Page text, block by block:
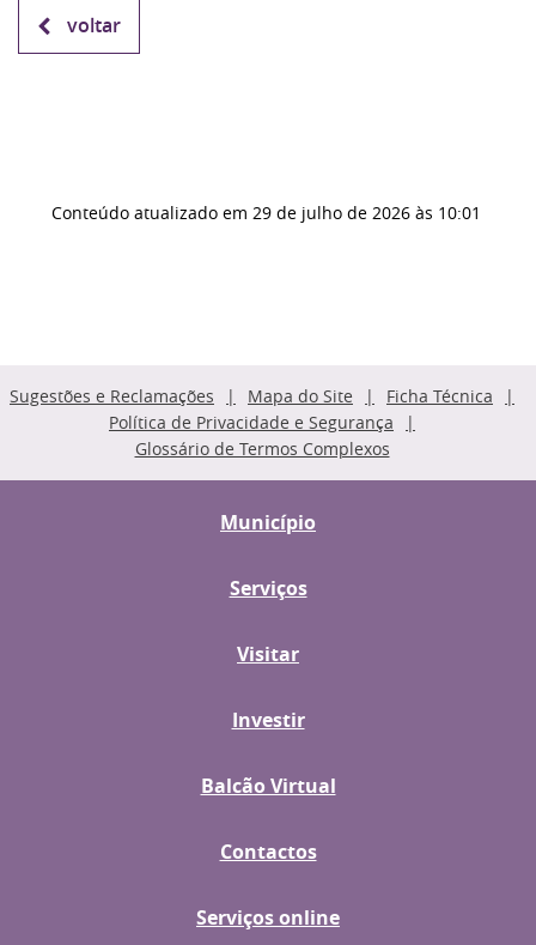
voltar
Conteúdo atualizado em 29 de julho de 2026 às 10:01
Sugestões e Reclamações Mapa do Site
Ficha Técnica
Política de Privacidade e Segurança
Glossário de Termos Complexos
Município
Serviços
Visitar
Investir
Balcão Virtual
Contactos
Serviços online